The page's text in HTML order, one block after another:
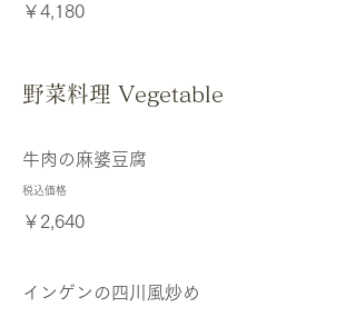
￥4,180
野菜料理 Vegetable
牛肉の麻婆豆腐
税込価格
￥2,640
インゲンの四川風炒め